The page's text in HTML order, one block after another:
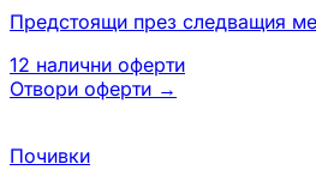
Предстоящи през следващия
12 налични оферти
Отвори оферти →
Почивки